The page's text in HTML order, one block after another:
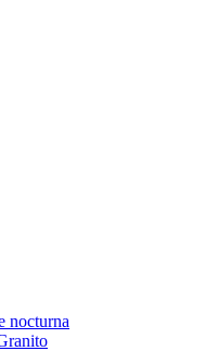
nocturna